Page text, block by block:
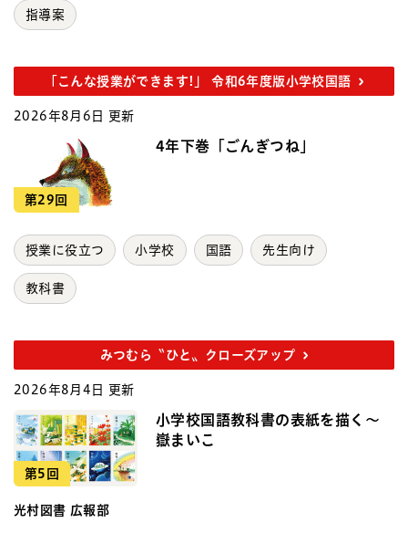
指導案
「こんな授業ができます!」 令和6年度版小学校国語
2026年8月6日 更新
第29回
4年下巻「ごんぎつね」
授業に役立つ 小学校 国語 先生向け
教科書
みつむら〝ひと〟クローズアップ
2026年8月4日 更新
第5回
小学校国語教科書の表紙を描く～
嶽まいこ
光村図書 広報部